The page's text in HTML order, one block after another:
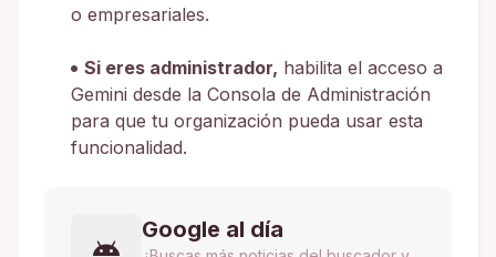
o empresariales.
Si eres administrador, habilita el acceso a
Gemini desde la Consola de Administración
para que tu organización pueda usar esta
funcionalidad.
Google al día